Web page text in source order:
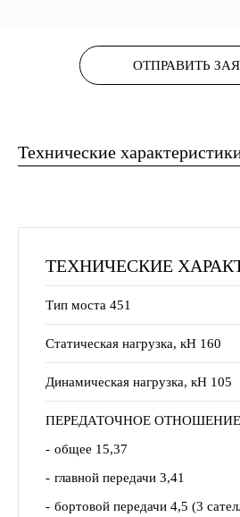
ОТПРАВИТЬ
Технические
ТЕХНИЧЕСКИЕ
Тип моста 451
Статическая нагрузка, кН 160
Динамическая нагрузка, кН 105
ПЕРЕДАТОЧНОЕ
общее 15,37
главной передачи 3,41
бортовой передачи 4,5 (3